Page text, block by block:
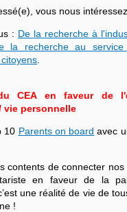
vous nous
: De la recherche à
la recherche au
CEA en faveur de
vie personnelle
10 Parents on board avec
contents de connecter
en faveur de la
une réalité de vie de
!